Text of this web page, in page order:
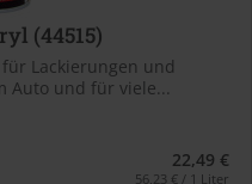
(44515)
Lackierungen und
Auto und für viele...
22,49 €
56,23 € / 1 Liter